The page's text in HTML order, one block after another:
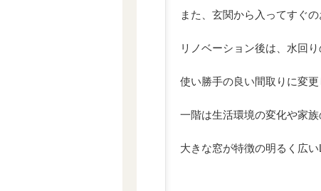
また、玄関から入ってすぐ
リノベーション後は、水回
使い勝手の良い間取りに変更
一階は生活環境の変化や家
大きな窓が特徴の明るく広